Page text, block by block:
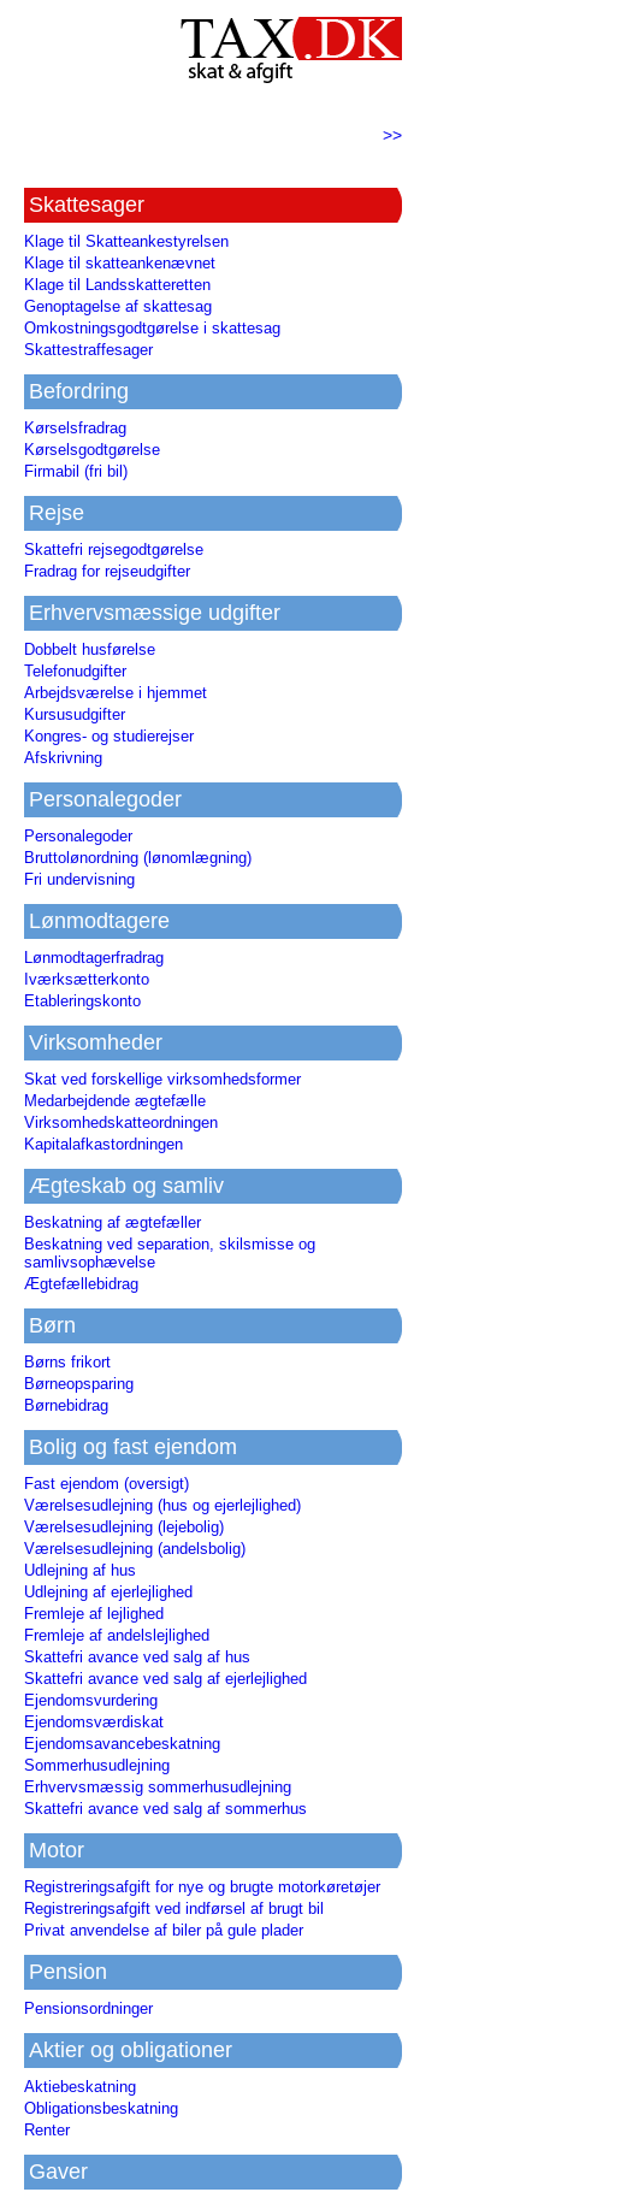
>>
Skattesager
Klage til Skatteankestyrelsen
Klage til skatteankenævnet
Klage til Landsskatteretten
Genoptagelse af skattesag
Omkostningsgodtgørelse i skattesag
Skattestraffesager
Befordring
Kørselsfradrag
Kørselsgodtgørelse
Firmabil (fri bil)
Rejse
Skattefri rejsegodtgørelse
Fradrag for rejseudgifter
Erhvervsmæssige udgifter
Dobbelt husførelse
Telefonudgifter
Arbejdsværelse i hjemmet
Kursusudgifter
Kongres- og studierejser
Afskrivning
Personalegoder
Personalegoder
Bruttolønordning (lønomlægning)
Fri undervisning
Lønmodtagere
Lønmodtagerfradrag
Iværksætterkonto
Etableringskonto
Virksomheder
Skat ved forskellige virksomhedsformer
Medarbejdende ægtefælle
Virksomhedskatteordningen
Kapitalafkastordningen
Ægteskab og samliv
Beskatning af ægtefæller
Beskatning ved separation, skilsmisse og
samlivsophævelse
Ægtefællebidrag
Børn
Børns frikort
Børneopsparing
Børnebidrag
Bolig og fast ejendom
Fast ejendom (oversigt)
Værelsesudlejning (hus og ejerlejlighed)
Værelsesudlejning (lejebolig)
Værelsesudlejning (andelsbolig)
Udlejning af hus
Udlejning af ejerlejlighed
Fremleje af lejlighed
Fremleje af andelslejlighed
Skattefri avance ved salg af hus
Skattefri avance ved salg af ejerlejlighed
Ejendomsvurdering
Ejendomsværdiskat
Ejendomsavancebeskatning
Sommerhusudlejning
Erhvervsmæssig sommerhusudlejning
Skattefri avance ved salg af sommerhus
Motor
Registreringsafgift for nye og brugte motorkøretøjer
Registreringsafgift ved indførsel af brugt bil
Privat anvendelse af biler på gule plader
Pension
Pensionsordninger
Aktier og obligationer
Aktiebeskatning
Obligationsbeskatning
Renter
Gaver